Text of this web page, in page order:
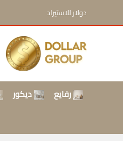
دولار للاستيراد
رفايع ديكور